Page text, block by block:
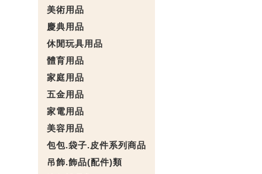
美術用品
慶典用品
休閒玩具用品
體育用品
家庭用品
五金用品
家電用品
美容用品
包包.袋子.皮件系列商品
吊飾.飾品(配件)類